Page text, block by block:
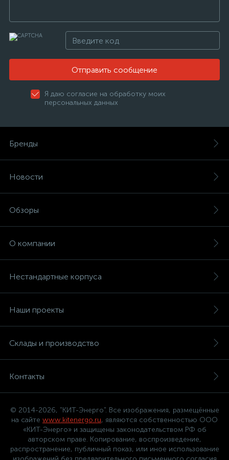
Отправить сообщение
Я даю согласие на обработку моих
персональных данных
Бренды
Новости
Обзоры
О компании
Нестандартные корпуса
Наши проекты
Склады и производство
Контакты
© 2014-2026, "КИТ-Энерго". Все изображения, размещённые
на сайте www.kitenergo.ru, являются собственностью ООО
«КИТ-Энерго» и защищены законодательством РФ об
авторском праве. Копирование, воспроизведение,
распространение, публичный показ, или иное использование